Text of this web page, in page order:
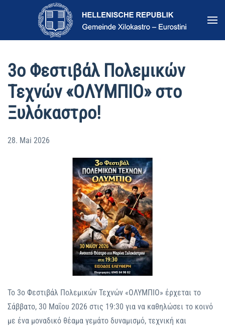
Zum Hauptinhalt springen
3ο Φεστιβάλ Πολεμικών
Τεχνών «ΟΛΥΜΠΙΟ» στο
Ξυλόκαστρο!
28. Mai 2026
Το 3ο Φεστιβάλ Πολεμικών Τεχνών «ΟΛΥΜΠΙΟ» έρχεται το
Σάββατο, 30 Μαΐου 2026 στις 19:30 για να καθηλώσει το κοινό
με ένα μοναδικό θέαμα γεμάτο δυναμισμό, τεχνική και